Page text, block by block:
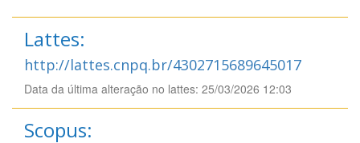
Lattes:
http://lattes.cnpq.br/4302715689645017
Data da última alteração no lattes: 25/03/2026 12:03
Scopus: